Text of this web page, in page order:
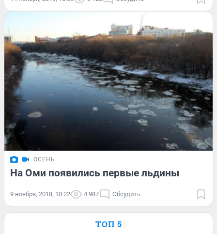
ОСЕНЬ
На Оми появились первые льдины
9 ноября, 2018, 10:22 4 987 Обсудить
ТОП 5